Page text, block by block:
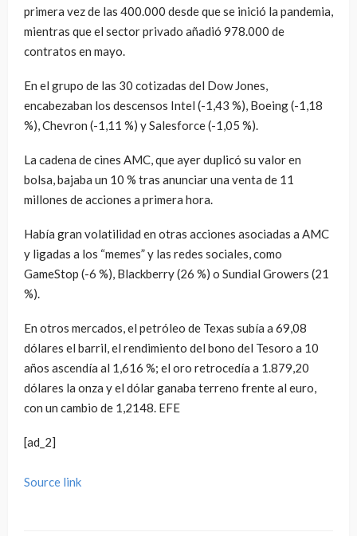
primera vez de las 400.000 desde que se inició la pandemia,
mientras que el sector privado añadió 978.000 de
contratos en mayo.
En el grupo de las 30 cotizadas del Dow Jones,
encabezaban los descensos Intel (-1,43 %), Boeing (-1,18
%), Chevron (-1,11 %) y Salesforce (-1,05 %).
La cadena de cines AMC, que ayer duplicó su valor en
bolsa, bajaba un 10 % tras anunciar una venta de 11
millones de acciones a primera hora.
Había gran volatilidad en otras acciones asociadas a AMC
y ligadas a los “memes” y las redes sociales, como
GameStop (-6 %), Blackberry (26 %) o Sundial Growers (21
%).
En otros mercados, el petróleo de Texas subía a 69,08
dólares el barril, el rendimiento del bono del Tesoro a 10
años ascendía al 1,616 %; el oro retrocedía a 1.879,20
dólares la onza y el dólar ganaba terreno frente al euro,
con un cambio de 1,2148. EFE
[ad_2]
Source link